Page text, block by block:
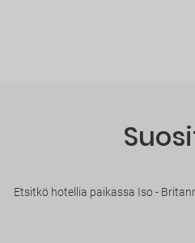
Etsitkö hotellia paikassa Iso -